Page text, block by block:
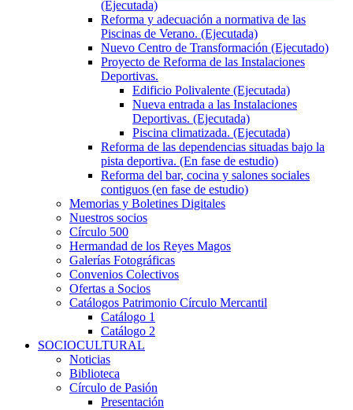
(Ejecutada)
Reforma y adecuación a normativa de las
Piscinas de Verano. (Ejecutada)
Nuevo Centro de Transformación (Ejecutado)
Proyecto de Reforma de las Instalaciones
Deportivas.
Edificio Polivalente (Ejecutada)
Nueva entrada a las Instalaciones
Deportivas. (Ejecutada)
Piscina climatizada. (Ejecutada)
Reforma de las dependencias situadas bajo la
pista deportiva. (En fase de estudio)
Reforma del bar, cocina y salones sociales
contiguos (en fase de estudio)
Memorias y Boletines Digitales
Nuestros socios
Círculo 500
Hermandad de los Reyes Magos
Galerías Fotográficas
Convenios Colectivos
Ofertas a Socios
Catálogos Patrimonio Círculo Mercantil
Catálogo 1
Catálogo 2
SOCIOCULTURAL
Noticias
Biblioteca
Círculo de Pasión
Presentación